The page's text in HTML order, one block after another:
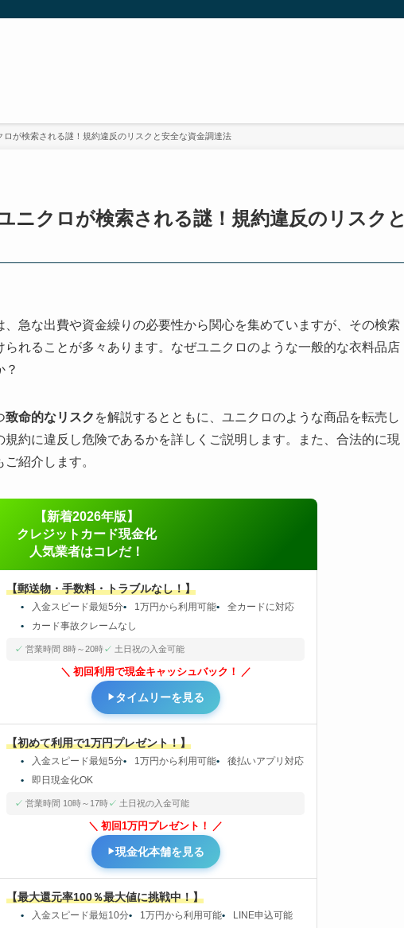
ロが検索される謎！規約違反のリスクと安全な資金調達法
ニクロが検索される謎！規約違反のリスクと
、急な出費や資金繰りの必要性から関心を集めていますが、その検索
れることが多々あります。なぜユニクロのような一般的な衣料品店
？
致命的なリスク を解説するとともに、ユニクロのような商品を転売し
約に違反し危険であるかを詳しくご説明します。また、合法的に現
紹介します。
【新着2026年版】
クレジットカード現金化
人気業者はコレだ！
【郵送物・手数料・トラブルなし！】
入金スピード最短5分 1万円から利用可能
全カードに対応
カード事故クレームなし
営業時間 8時～20時 土日祝の入金可能
初回利用で現金キャッシュバック！
タイムリーを見る
【初めて利用で1万円プレゼント！】
入金スピード最短5分 1万円から利用可能
後払いアプリ対応
即日現金化OK
営業時間 10時～17時 土日祝の入金可能
初回1万円プレゼント！
現金化本舗を見る
【最大還元率100％最大値に挑戦中！】
入金スピード最短10分 1万円から利用可能
LINE申込可能